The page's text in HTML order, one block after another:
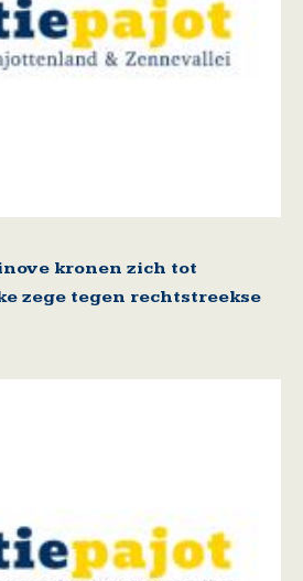
kronen zich tot
zege tegen rechtstreekse